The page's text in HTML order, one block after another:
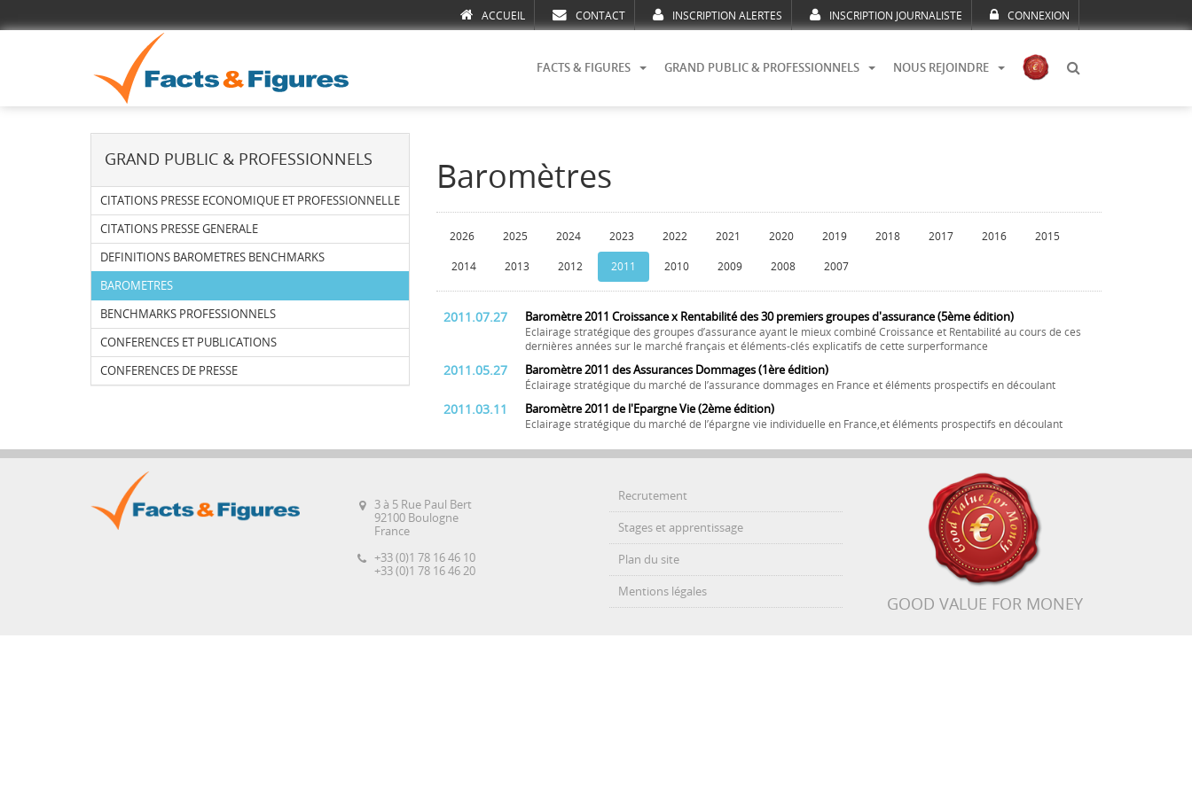
ACCUEIL CONTACT INSCRIPTION ALERTES INSCRIPTION JOURNALISTE CONNEXION
FACTS & FIGURES GRAND PUBLIC & PROFESSIONNELS NOUS REJOINDRE
GRAND PUBLIC & PROFESSIONNELS
CITATIONS PRESSE ECONOMIQUE ET PROFESSIONNELLE
CITATIONS PRESSE GENERALE
DEFINITIONS BAROMETRES BENCHMARKS
BAROMETRES
BENCHMARKS PROFESSIONNELS
CONFERENCES ET PUBLICATIONS
CONFERENCES DE PRESSE
Baromètres
2026 2025 2024 2023 2022 2021 2020 2019 2018 2017 2016 2015
2014 2013 2012 2011 2010 2009 2008 2007
2011.07.27 Baromètre 2011 Croissance x Rentabilité des 30 premiers groupes d'assurance (5ème édition)
Eclairage stratégique des groupes d’assurance ayant le mieux combiné Croissance et Rentabilité au cours de ces
dernières années sur le marché français et éléments-clés explicatifs de cette surperformance
2011.05.27 Baromètre 2011 des Assurances Dommages (1ère édition)
Éclairage stratégique du marché de l’assurance dommages en France et éléments prospectifs en découlant
2011.03.11 Baromètre 2011 de l'Epargne Vie (2ème édition)
Eclairage stratégique du marché de l’épargne vie individuelle en France,et éléments prospectifs en découlant
3 à 5 Rue Paul Bert
92100 Boulogne
France
+33 (0)1 78 16 46 10
+33 (0)1 78 16 46 20
Recrutement
Stages et apprentissage
Plan du site
Mentions légales
GOOD VALUE FOR MONEY